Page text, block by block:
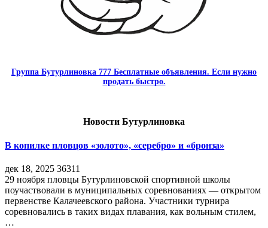
Группа Бутурлиновка 777 Бесплатные объявления. Если нужно
продать быстро.
Новости Бутурлиновка
В копилке пловцов «золото», «серебро» и «бронза»
дек 18, 2025 36311
29 ноября пловцы Бутурлиновской спортивной школы
поучаствовали в муниципальных соревнованиях — открытом
первенстве Калачеевского района. Участники турнира
соревновались в таких видах плавания, как вольным стилем,
…